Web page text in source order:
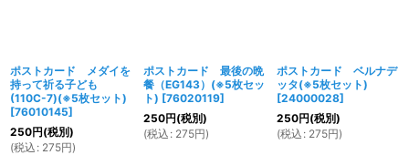
ポストカード メダイを
持って祈る子ども
(110C-7)(※5枚セット)
[76010145]
250円(税別)
(税込 : 275円)
ポストカード 最後の晩
餐（EG143）(※5枚セッ
ト) [76020119]
250円(税別)
(税込 : 275円)
ポストカード ベルナデ
ッタ(※5枚セット)
[24000028]
250円(税別)
(税込 : 275円)